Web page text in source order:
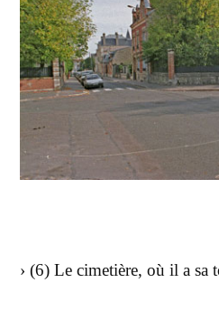
› (6) Le cimetière, où il a sa